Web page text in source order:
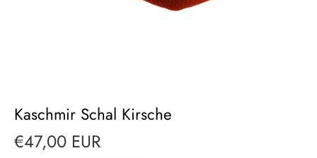
Kaschmir Schal Kirsche
€47,00 EUR